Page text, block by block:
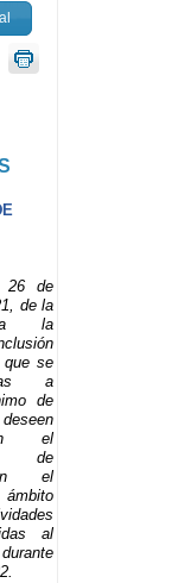
26 de
de la
la
que se
a
de
el
de
el
al